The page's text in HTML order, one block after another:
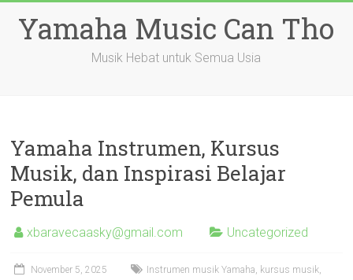
contentYamaha Music Can Tho
Musik Hebat untuk Semua Usia
Yamaha Instrumen, Kursus
Musik, dan Inspirasi Belajar
Pemula
xbaravecaasky@gmail.com Uncategorized
November 5, 2025
Instrumen musik Yamaha, kursus musik,